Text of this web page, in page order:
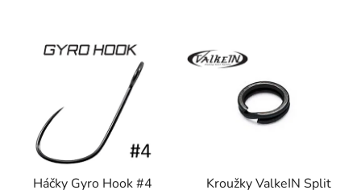
Háčky Gyro Hook #4
Kroužky ValkeIN Split